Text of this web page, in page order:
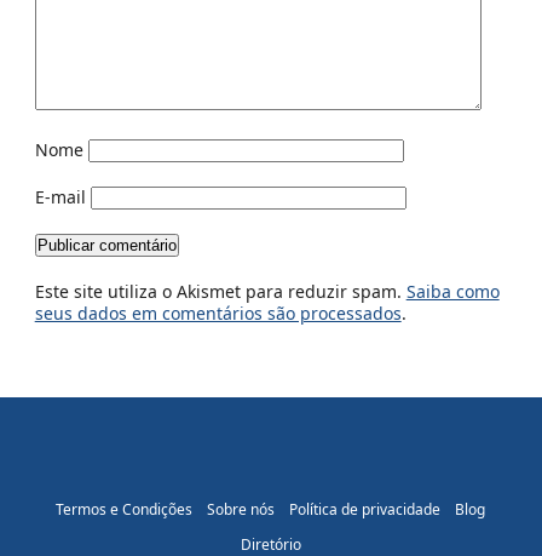
Nome
E-mail
Este site utiliza o Akismet para reduzir spam. Saiba como
seus dados em comentários são processados.
Termos e Condições Sobre nós Política de privacidade
Blog
Diretório